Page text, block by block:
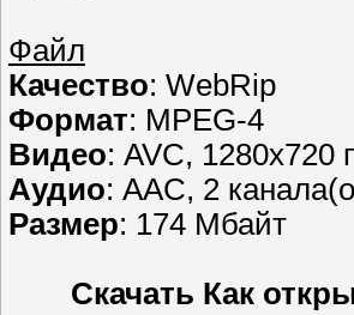
Файл
Качество: WebRip
Формат: MPEG-4
Видео: AVC, 1280х720
Аудио: AAC, 2
Размер: 174 Мбайт
Скачать Как